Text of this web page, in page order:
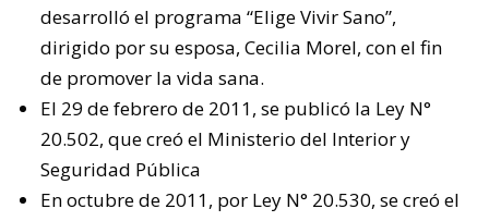
desarrolló el programa “Elige Vivir Sano”,
dirigido por su esposa, Cecilia Morel, con el fin
de promover la vida sana.
El 29 de febrero de 2011, se publicó la Ley N°
20.502, que creó el Ministerio del Interior y
Seguridad Pública
En octubre de 2011, por Ley N° 20.530, se creó el